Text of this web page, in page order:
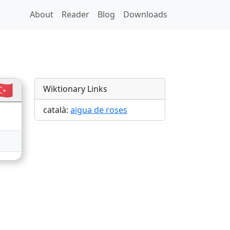
About Reader Blog Downloads
Wiktionary Links
català: aigua de roses